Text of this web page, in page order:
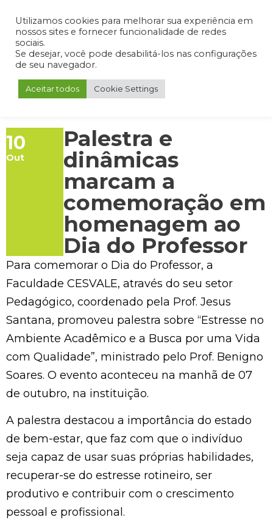
Admin Portal do Aluno Portal do Professor Portal do Coordenador
10
Out
Palestra e
dinâmicas
marcam a
comemoração em
homenagem ao
Dia do Professor
Para comemorar o Dia do Professor, a
Faculdade CESVALE, através do seu setor
Pedagógico, coordenado pela Prof. Jesus
Santana, promoveu palestra sobre “Estresse no
Ambiente Acadêmico e a Busca por uma Vida
com Qualidade”, ministrado pelo Prof. Benigno
Soares. O evento aconteceu na manhã de 07
de outubro, na instituição.
A palestra destacou a importância do estado
de bem-estar, que faz com que o indivíduo
seja capaz de usar suas próprias habilidades,
recuperar-se do estresse rotineiro, ser
produtivo e contribuir com o crescimento
pessoal e profissional.
Utilizamos cookies para melhorar sua experiência em
nossos sites e fornecer funcionalidade de redes
sociais.
Se desejar, você pode desabilitá-los nas configurações
de seu navegador.
Aceitar todos Cookie Settings